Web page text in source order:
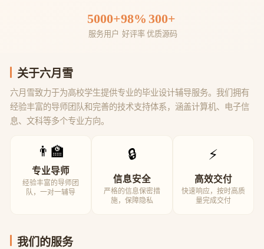
5000+
服务用户
98%
好评率
300+
优质源码
关于六月雪
六月雪致力于为高校学生提供专业的毕业设计辅导服务。我们拥有
经验丰富的导师团队和完善的技术支持体系，涵盖计算机、电子信
息、文科等多个专业方向。
👨‍🏫
专业导师
经验丰富的导师团
队，一对一辅导
🔒
信息安全
严格的信息保密措
施，保障隐私
⚡
高效交付
快速响应，按时高质
量完成交付
我们的服务